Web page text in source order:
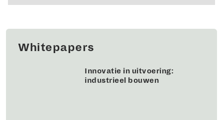
Whitepapers
Innovatie in uitvoering:
industrieel bouwen